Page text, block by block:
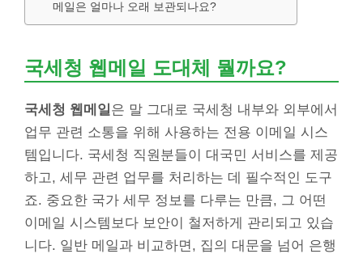
메일은 얼마나 오래 보관되나요?
국세청 웹메일 도대체 뭘까요?
국세청 웹메일 은 말 그대로 국세청 내부와 외부에서
업무 관련 소통을 위해 사용하는 전용 이메일 시스
템입니다. 국세청 직원분들이 대국민 서비스를 제공
하고, 세무 관련 업무를 처리하는 데 필수적인 도구
죠. 중요한 국가 세무 정보를 다루는 만큼, 그 어떤
이메일 시스템보다 보안이 철저하게 관리되고 있습
니다. 일반 메일과 비교하면, 집의 대문을 넘어 은행